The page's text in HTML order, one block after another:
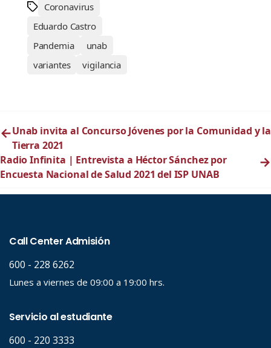
Coronavirus
Eduardo Castro
Pandemia
unab
variantes
vigilancia
←Unab invita al Concurso Jóvenes por la Comunidad y la
Tierra 2021
Radio Infinita | Entrevista a Héctor Sánchez por
Encuesta Nacional de Salud 2021 del ISP UNAB
→